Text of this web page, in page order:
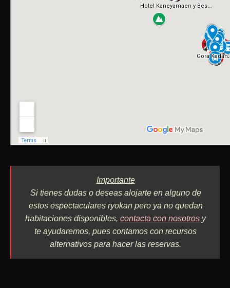
Importante
Si tienes dudas o deseas alojarte en alguno de
estos espectaculares ryokan pero ya no quedan
habitaciones disponibles, contacta con nosotros y
te ayudaremos, pues contamos con recursos
alternativos para hacer las reservas.